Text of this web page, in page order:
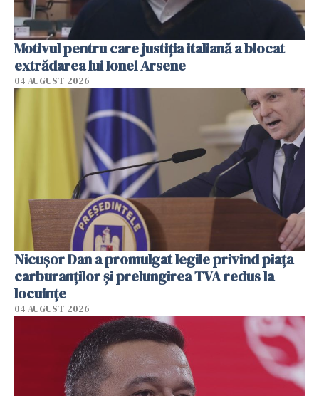
Motivul pentru care justiția italiană a blocat
extrădarea lui Ionel Arsene
04 AUGUST 2026
Nicuşor Dan a promulgat legile privind piaţa
carburanţilor şi prelungirea TVA redus la
locuinţe
04 AUGUST 2026